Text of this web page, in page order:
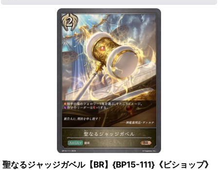
聖なるジャッジガベル【BR】{BP15-111}《ビショップ》